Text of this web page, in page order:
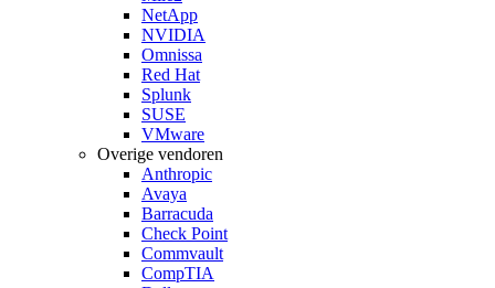
NetApp
NVIDIA
Omnissa
Red Hat
Splunk
SUSE
VMware
Overige vendoren
Anthropic
Avaya
Barracuda
Check Point
Commvault
CompTIA